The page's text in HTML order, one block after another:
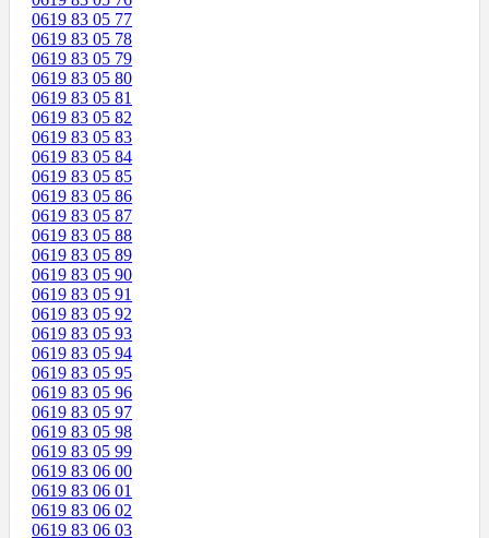
0619 83 05 77
0619 83 05 78
0619 83 05 79
0619 83 05 80
0619 83 05 81
0619 83 05 82
0619 83 05 83
0619 83 05 84
0619 83 05 85
0619 83 05 86
0619 83 05 87
0619 83 05 88
0619 83 05 89
0619 83 05 90
0619 83 05 91
0619 83 05 92
0619 83 05 93
0619 83 05 94
0619 83 05 95
0619 83 05 96
0619 83 05 97
0619 83 05 98
0619 83 05 99
0619 83 06 00
0619 83 06 01
0619 83 06 02
0619 83 06 03